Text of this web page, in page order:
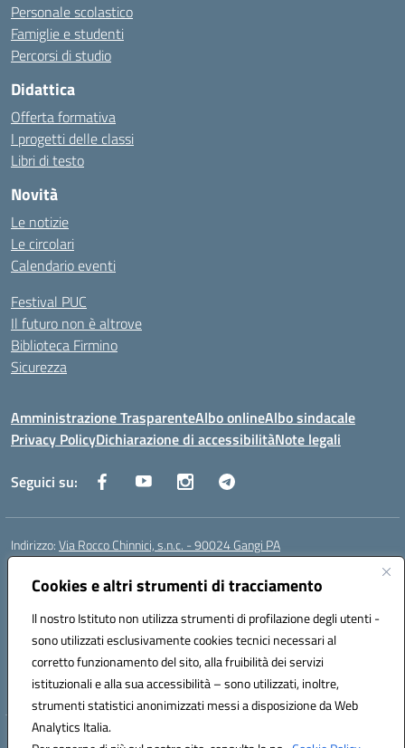
Cookies e altri strumenti di tracciamento
Il nostro Istituto non utilizza strumenti di profilazione degli utenti -
sono utilizzati esclusivamente cookies tecnici necessari al
corretto funzionamento del sito, alla fruibilità dei servizi
istituzionali e alla sua accessibilità – sono utilizzati, inoltre,
strumenti statistici anonimizzati messi a disposizione da Web
Analytics Italia.
Personale scolastico
Famiglie e studenti
Percorsi di studio
Didattica
Offerta formativa
I progetti delle classi
Libri di testo
Novità
Le notizie
Le circolari
Calendario eventi
Festival PUC
Il futuro non è altrove
Biblioteca Firmino
Sicurezza
Amministrazione TrasparenteAlbo onlineAlbo sindacale
Privacy PolicyDichiarazione di accessibilitàNote legali
Seguici su:
Indirizzo:Via Rocco Chinnici, s.n.c. - 90024 Gangi PA
Centralino:
Posta elettronica certificata (PEC):pais01700b@pec.istruzione.it
Codice fiscale: 95005290820
Codice meccanografico:pais01700b
Codice Indice delle Pubbliche Amministrazioni (IPA): istsc_pais01700b
Codice unico di fatturazione (CUF): UFM1W3
Hosting & Powered by 3D Solution S.r.l.